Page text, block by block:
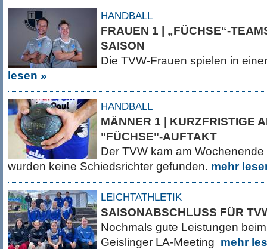
HANDBALL
FRAUEN 1 | „FÜCHSE“-
SAISON
Die TVW-Frauen spielen in
lesen »
HANDBALL
MÄNNER 1 | KURZFRISTIGE
"FÜCHSE"-AUFTAKT
Der TVW kam am
wurden keine Schiedsrichter gefunden. mehr
LEICHTATHLETIK
SAISONABSCHLUSS FÜR
Nochmals gute Leistungen
Geislinger LA-Meeting mehr